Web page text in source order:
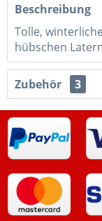
Beschreibung
Tolle,
hübschen
Zubehör 3